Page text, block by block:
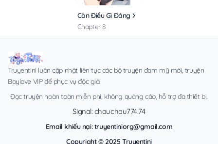
Còn Điều Gì Đáng Xấu Hổ Hơn Sex?
Chapter 8
Truyentini luôn cập nhật liên tục các bộ truyện đam mỹ mới, truyện
Boylove VIP để phục vụ độc giả.
Đọc truyện hoàn toàn miễn phí, không quảng cáo, hỗ trợ đa thiết bị.
Signal: chauchau774.74
Email khiếu nại:truyentiniorg@gmail.com
Copyright © 2025 Truyentini